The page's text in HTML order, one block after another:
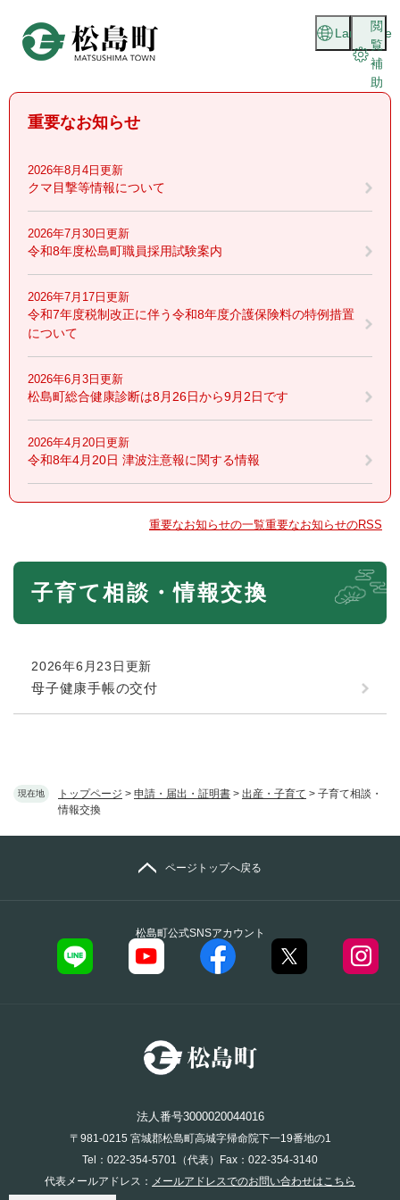
頭
閲
覧
補
助
Language
現在地 トップページ > 申請・届出・証明書 > 出産・子育て > 子育て相談・
情報交換
重要なお知らせ
2026年8月4日更新
クマ目撃等情報について
2026年7月30日更新
令和8年度松島町職員採用試験案内
2026年7月17日更新
令和7年度税制改正に伴う令和8年度介護保険料の特例措置
について
2026年6月3日更新
松島町総合健康診断は8月26日から9月2日です
2026年4月20日更新
令和8年4月20日 津波注意報に関する情報
重要なお知らせの一覧重要なお知らせのRSS
本
子育て相談・情報交換
2026年6月23日更新
母子健康手帳の交付
松島町公式SNSアカウント
ページトップへ戻る
法人番号3000020044016
〒981-0215 宮城郡松島町高城字帰命院下一19番地の1
Tel：022-354-5701（代表）Fax：022-354-3140
代表メールアドレス： メールアドレスでのお問い合わせはこちら